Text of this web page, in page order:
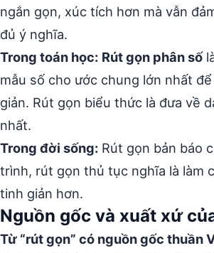
ngắn gọn, xúc tích hơn mà vẫn
đủ ý nghĩa.
Trong toán học: Rút gọn phân số
mẫu số cho ước chung lớn nhất
giản. Rút gọn biểu thức là đưa về
nhất.
Trong đời sống: Rút gọn bản báo
trình, rút gọn thủ tục nghĩa là làm
tinh giản hơn.
Nguồn gốc và xuất xứ
Từ “rút gọn” có nguồn gốc thuần